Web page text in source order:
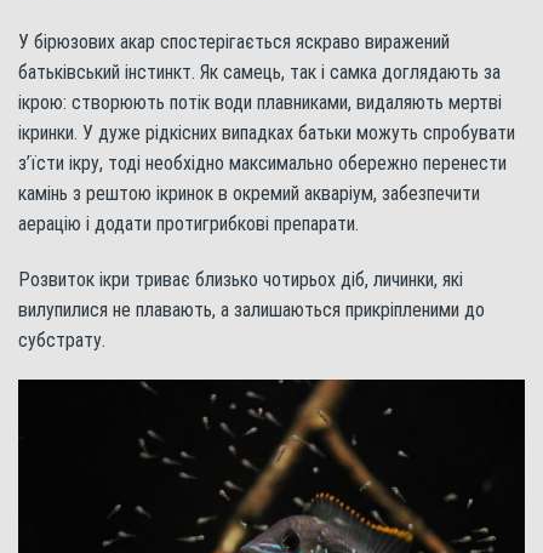
У бірюзових акар спостерігається яскраво виражений
батьківський інстинкт. Як самець, так і самка доглядають за
ікрою: створюють потік води плавниками, видаляють мертві
ікринки. У дуже рідкісних випадках батьки можуть спробувати
з’їсти ікру, тоді необхідно максимально обережно перенести
камінь з рештою ікринок в окремий акваріум, забезпечити
аерацію і додати протигрибкові препарати.
Розвиток ікри триває близько чотирьох діб, личинки, які
вилупилися не плавають, а залишаються прикріпленими до
субстрату.